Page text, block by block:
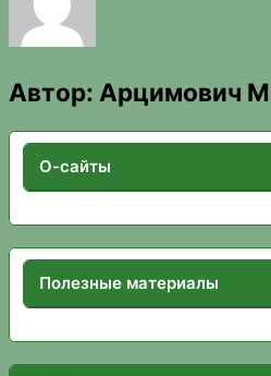
Автор: Арцимович
О-сайты
Полезные материалы